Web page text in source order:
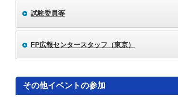
試験委員等
FP広報センタースタッフ（東京）
その他イベントの参加